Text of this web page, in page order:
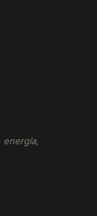
energía,